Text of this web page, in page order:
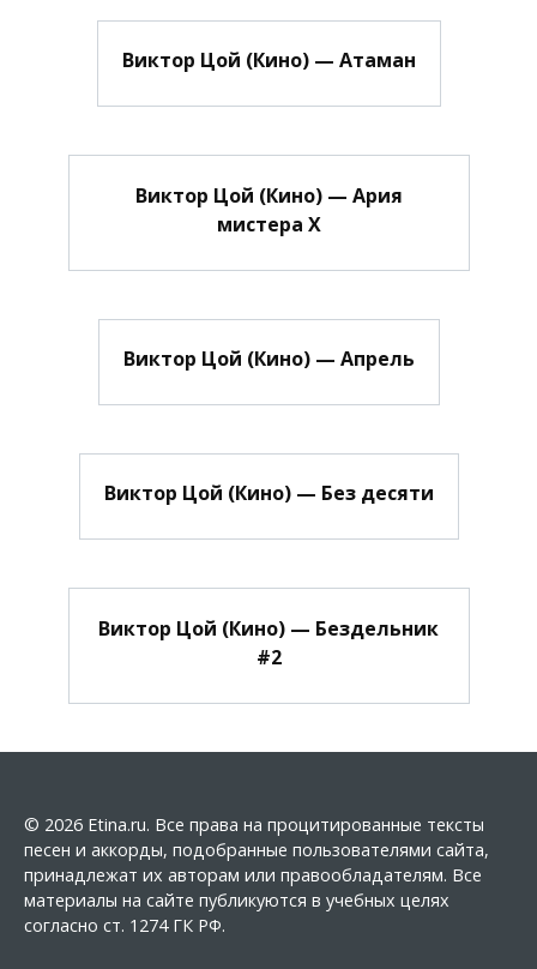
Виктор Цой (Кино) — Атаман
Виктор Цой (Кино) — Ария
мистера Х
Виктор Цой (Кино) — Апрель
Виктор Цой (Кино) — Без десяти
Виктор Цой (Кино) — Бездельник
#2
© 2026 Etina.ru. Все права на процитированные тексты
песен и аккорды, подобранные пользователями сайта,
принадлежат их авторам или правообладателям. Все
материалы на сайте публикуются в учебных целях
согласно ст. 1274 ГК РФ.